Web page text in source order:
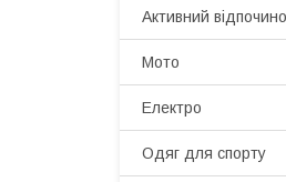
Активний
Мото
Електро
Одяг для спорту